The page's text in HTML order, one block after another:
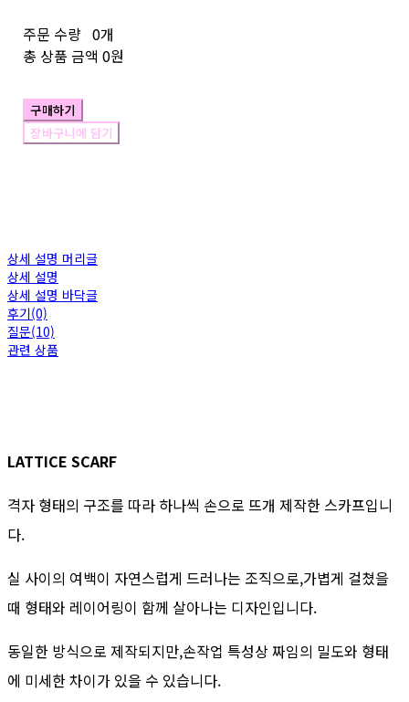
주문 수량 0개
총 상품 금액 0원
구매하기
장바구니에 담기
상세 설명 머리글
상세 설명
상세 설명 바닥글
후기(0)
질문(10)
관련 상품
LATTICE SCARF
격자 형태의 구조를 따라 하나씩 손으로 뜨개 제작한 스카프입니
다.
실 사이의 여백이 자연스럽게 드러나는 조직으로,가볍게 걸쳤을
때 형태와 레이어링이 함께 살아나는 디자인입니다.
동일한 방식으로 제작되지만,손작업 특성상 짜임의 밀도와 형태
에 미세한 차이가 있을 수 있습니다.